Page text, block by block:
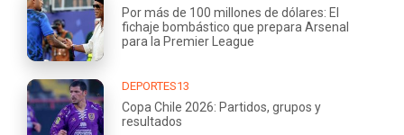
Por más de 100 millones de dólares: El
fichaje bombástico que prepara Arsenal
para la Premier League
DEPORTES13
Copa Chile 2026: Partidos, grupos y
resultados